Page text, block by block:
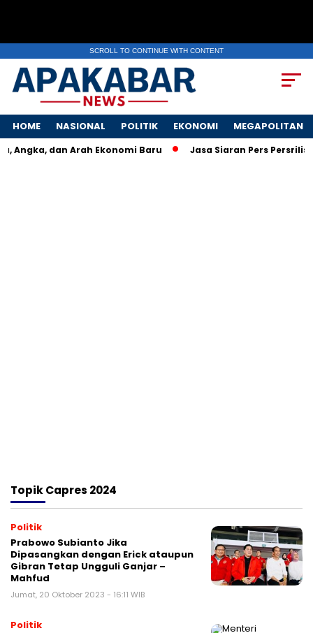
SCROLL TO CONTINUE WITH CONTENT
HOME NASIONAL POLITIK EKONOMI MEGAPOLITAN
dan Arah Ekonomi Baru Jasa Siaran Pers
TopikCapres 2024
Politik
Prabowo Subianto Jika
Dipasangkan dengan Erick ataupun
Gibran Tetap Ungguli Ganjar –
Mahfud
Jumat, 20 Oktober 2023 - 16:11 WIB
Politik